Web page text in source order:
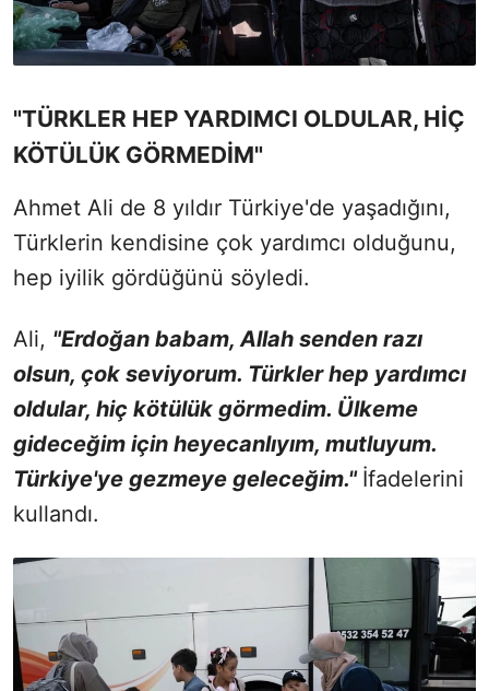
"TÜRKLER HEP YARDIMCI OLDULAR, HİÇ
KÖTÜLÜK GÖRMEDİM"
Ahmet Ali de 8 yıldır Türkiye'de yaşadığını,
Türklerin kendisine çok yardımcı olduğunu,
hep iyilik gördüğünü söyledi.
Ali, "Erdoğan babam, Allah senden razı
olsun, çok seviyorum. Türkler hep yardımcı
oldular, hiç kötülük görmedim. Ülkeme
gideceğim için heyecanlıyım, mutluyum.
Türkiye'ye gezmeye geleceğim." İfadelerini
kullandı.